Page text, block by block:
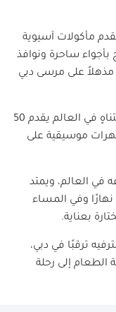
سيقع في برج سيل الطابق 74 ويقدم مأكولات آسيوية
بأجواء ساحرة ونوافذ
مذهلاً على مرسى دبي
كما يلتقي المطعم بأعلى حوض سباحة لامتناهٍ في العالم يقدم 50
موسيقية على
في العالم، ويمتد
وفي المساء
بعناية.
ترقبًا في دبي،
الطعام إلى رحلة